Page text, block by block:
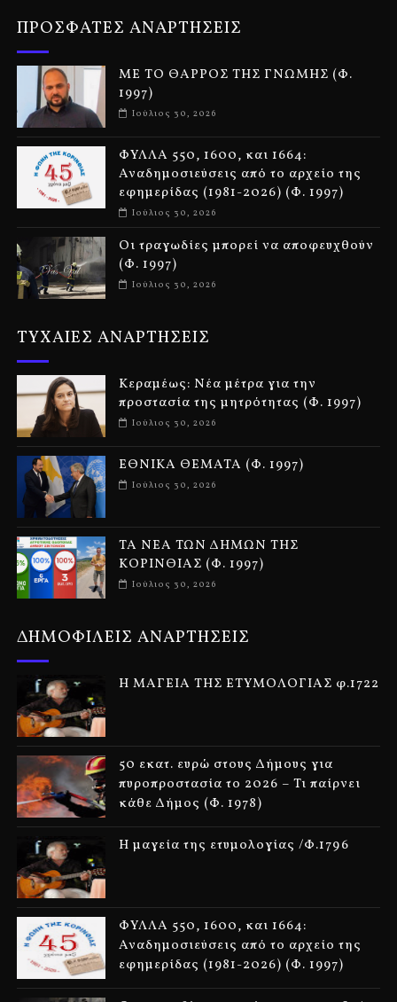
ΠΡΟΣΦΑΤΕΣ ΑΝΑΡΤΗΣΕΙΣ
ΜΕ ΤΟ ΘΑΡΡΟΣ ΤΗΣ ΓΝΩΜΗΣ (Φ.
1997)
Ιούλιος 30, 2026
ΦΥΛΛΑ 550, 1600, και 1664:
Αναδημοσιεύσεις από το αρχείο της
εφημερίδας (1981-2026) (Φ. 1997)
Ιούλιος 30, 2026
Οι τραγωδίες μπορεί να αποφευχθούν
(Φ. 1997)
Ιούλιος 30, 2026
ΤΥΧΑΙΕΣ ΑΝΑΡΤΗΣΕΙΣ
Κεραμέως: Νέα μέτρα για την
προστασία της μητρότητας (Φ. 1997)
Ιούλιος 30, 2026
ΕΘΝΙΚΑ ΘΕΜΑΤΑ (Φ. 1997)
Ιούλιος 30, 2026
ΤΑ ΝΕΑ ΤΩΝ ΔΗΜΩΝ ΤΗΣ
ΚΟΡΙΝΘΙΑΣ (Φ. 1997)
Ιούλιος 30, 2026
ΔΗΜΟΦΙΛΕΙΣ ΑΝΑΡΤΗΣΕΙΣ
Η ΜΑΓΕΙΑ ΤΗΣ ΕΤΥΜΟΛΟΓΙΑΣ φ.1722
50 εκατ. ευρώ στους Δήμους για
πυροπροστασία το 2026 – Τι παίρνει
κάθε Δήμος (Φ. 1978)
Η μαγεία της ετυμολογίας /Φ.1796
ΦΥΛΛΑ 550, 1600, και 1664:
Αναδημοσιεύσεις από το αρχείο της
εφημερίδας (1981-2026) (Φ. 1997)